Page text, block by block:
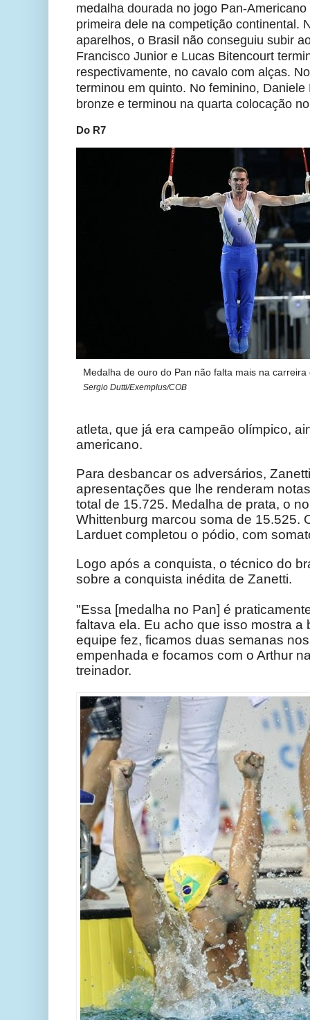
medalha dourada no jogo Pan-
primeira dele na competição continental.
aparelhos, o Brasil não conseguiu subir
Francisco Junior e Lucas Bitencourt
respectivamente, no cavalo com alças.
terminou em quinto. No feminino,
bronze e terminou na quarta colocação
Do R7
Medalha de ouro do Pan não falta mais na carreira
Sergio Dutti/Exemplus/COB
atleta, que já era campeão olímpico,
americano.
Para desbancar os adversários,
apresentações que lhe renderam
total de 15.725. Medalha de prata, o
Whittenburg marcou soma de 15.525.
Larduet completou o pódio, com
Logo após a conquista, o técnico do
sobre a conquista inédita de Zanetti.
"Essa [medalha no Pan] é
faltava ela. Eu acho que isso mostra a
equipe fez, ficamos duas semanas
empenhada e focamos com o Arthur
treinador.